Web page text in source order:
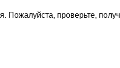
Пожалуйста, проверьте,